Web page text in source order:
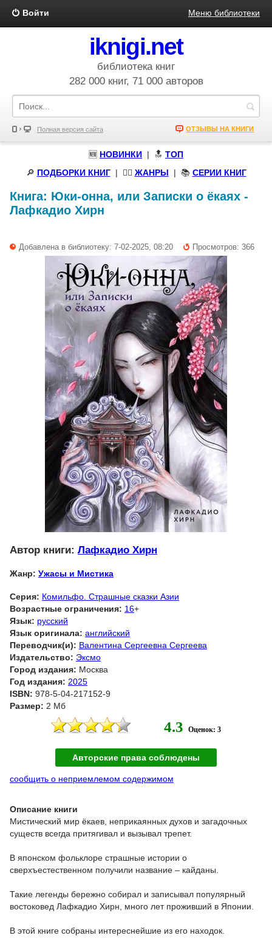
Войти Меню библиотеки
iknigi.net
библиотека книг
282 000 книг, 71 000 авторов
Полная версия сайта ОТЗЫВЫ НА КНИГИ
🆕 НОВИНКИ | 🔝 ТОП
🔎 ПОДБОРКИ КНИГ| 🧝‍♀️ ЖАНРЫ | 📚 СЕРИИ КНИГ
Книга: Юки-онна, или Записки о ёкаях -
Лафкадио Хирн
Добавлена в библиотеку: 7-02-2025, 08:20 Просмотров: 366
Автор книги: Лафкадио Хирн
Жанр: Ужасы и Мистика
Серия: Комильфо. Страшные сказки Азии
Возрастные ограничения: 16+
Язык: русский
Язык оригинала: английский
Переводчик(и): Валентина Сергеевна Сергеева
Издательство: Эксмо
Город издания: Москва
Год издания: 2025
ISBN: 978-5-04-217152-9
Размер: 2 Мб
4.3 Оценок: 3
Авторские права соблюдены
сообщить о неприемлемом содержимом
Описание книги
Мистический мир ёкаев, неприкаянных духов и загадочных
существ всегда притягивал и вызывал трепет.
В японском фольклоре страшные истории о
сверхъестественном получили название – кайданы.
Такие легенды бережно собирал и записывал популярный
востоковед Лафкадио Хирн, много лет проживший в Японии.
В этой книге собраны интереснейшие из его находок.